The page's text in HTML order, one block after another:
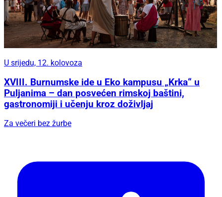
U srijedu, 12. kolovoza
XVIII. Burnumske ide u Eko kampusu „Krka“ u
Puljanima – dan posvećen rimskoj baštini,
gastronomiji i učenju kroz doživljaj
Za večeri bez žurbe